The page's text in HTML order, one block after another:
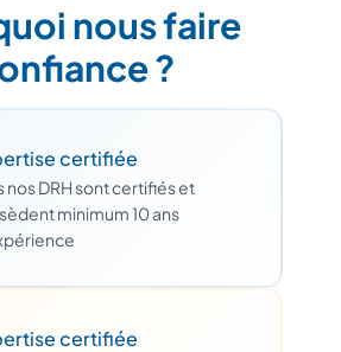
nous faire
?
certifiée
nos DRH sont certifiés et
minimum 10 ans
certifiée